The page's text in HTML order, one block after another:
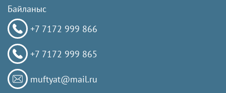
Байланыс
+7 7172 999 866
+7 7172 999 865
muftyat@mail.ru